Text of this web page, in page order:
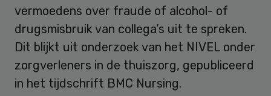
vermoedens over fraude of alcohol- of
drugsmisbruik van collega’s uit te spreken.
Dit blijkt uit onderzoek van het NIVEL onder
zorgverleners in de thuiszorg, gepubliceerd
in het tijdschrift BMC Nursing.